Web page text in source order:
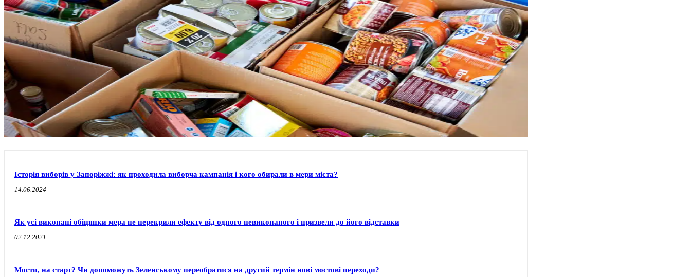
Історія виборів у Запоріжжі: як проходила виборча кампанія і кого обирали в мери міста?
14.06.2024
Як усі виконані обіцянки мера не перекрили ефекту від одного невиконаного і призвели до його відставки
02.12.2021
Мости, на старт? Чи допоможуть Зеленському переобратися на другий термін нові мостові переходи?